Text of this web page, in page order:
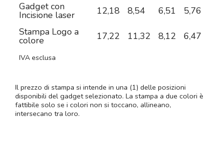
Gadget con
Incisione laser 12,18 8,54 6,51 5,76
Stampa Logo a
colore 17,22 11,32 8,12 6,47
IVA esclusa
Il prezzo di stampa si intende in una (1) delle posizioni
disponibili del gadget selezionato. La stampa a due colori è
fattibile solo se i colori non si toccano, allineano,
intersecano tra loro.